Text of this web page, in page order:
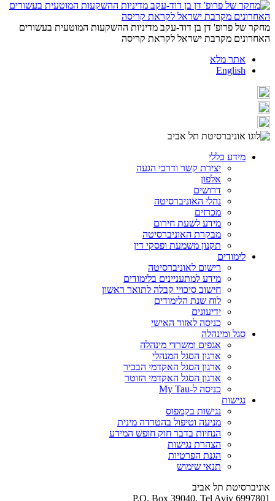
מחקר של פרופ' דן בן דוד-עקב מדיניות ההשקעות המוטעית בעשורים
האחרונים מקרבת ישראל לקראת קריסה
אתר מלא
English
מידע כללי
יצירת קשר ודרכי הגעה
אלפון
דרושים
נהלי האוניברסיטה
מכרזים
מידע לשעת חירום
מבקרת האוניברסיטה
תקנון משמעת ופסקי דין
לימודים
רישום לאוניברסיטה
מידע למתעניינים בלימודים
חישוב סיכויי קבלה לתואר ראשון
לוח שנת הלימודים
ידיעונים
כניסה לאזור האישי
סגל ומינהלה
אגפים ומשרדי מינהלה
ארגון הסגל המנהלי
ארגון הסגל האקדמי הבכיר
ארגון הסגל האקדמי הזוטר
כניסה ל-My Tau
נגישות
נגישות בקמפוס
מניעה וטיפול בהטרדה מינית
הנחיות בדבר חוק חופש המידע
הצהרת נגישות
הגנת הפרטיות
תנאי שימוש
אוניברסיטת תל אביב
P.O. Box 39040, Tel Aviv 6997801